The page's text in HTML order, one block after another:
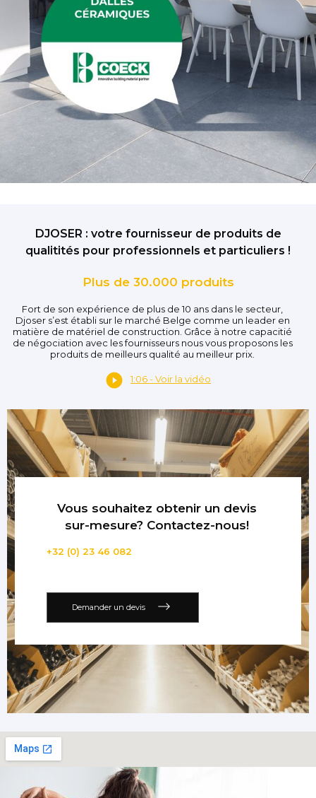
DJOSER : votre fournisseur de produits de
qualitités pour professionnels et particuliers !
Plus de 30.000 produits
Fort de son expérience de plus de 10 ans dans le secteur,
Djoser s’est établi sur le marché Belge comme un leader en
matière de matériel de construction. Grâce à notre capacitié
de négociation avec les fournisseurs nous vous proposons les
produits de meilleurs qualité au meilleur prix.
1:06 - Voir la vidéo
Vous souhaitez obtenir un devis
sur-mesure? Contactez-nous!
+32 (0) 23 46 082
Demander un devis